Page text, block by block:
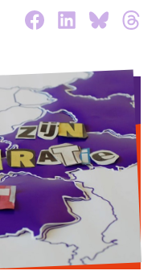
Volt
Platform Volt